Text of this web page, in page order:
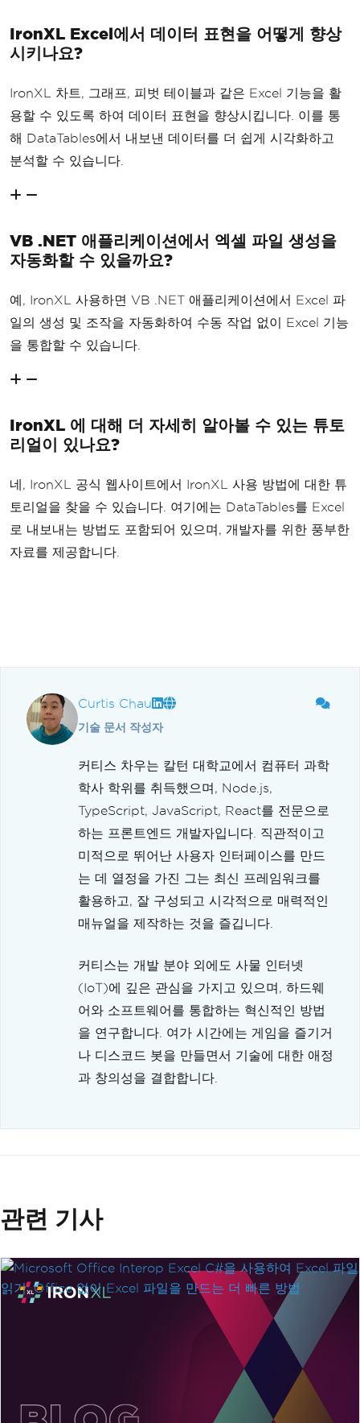
IronXL Excel에서 데이터 표현을 어떻게 향상
시키나요?
IronXL 차트, 그래프, 피벗 테이블과 같은 Excel 기능을 활
용할 수 있도록 하여 데이터 표현을 향상시킵니다. 이를 통
해 DataTables에서 내보낸 데이터를 더 쉽게 시각화하고
분석할 수 있습니다.
VB .NET 애플리케이션에서 엑셀 파일 생성을
자동화할 수 있을까요?
예, IronXL 사용하면 VB .NET 애플리케이션에서 Excel 파
일의 생성 및 조작을 자동화하여 수동 작업 없이 Excel 기능
을 통합할 수 있습니다.
IronXL 에 대해 더 자세히 알아볼 수 있는 튜토
리얼이 있나요?
네, IronXL 공식 웹사이트에서 IronXL 사용 방법에 대한 튜
토리얼을 찾을 수 있습니다. 여기에는 DataTables를 Excel
로 내보내는 방법도 포함되어 있으며, 개발자를 위한 풍부한
자료를 제공합니다.
Curtis Chau
기술 문서 작성자
커티스 차우는 칼턴 대학교에서 컴퓨터 과학
학사 학위를 취득했으며, Node.js,
TypeScript, JavaScript, React를 전문으로
하는 프론트엔드 개발자입니다. 직관적이고
미적으로 뛰어난 사용자 인터페이스를 만드
는 데 열정을 가진 그는 최신 프레임워크를
활용하고, 잘 구성되고 시각적으로 매력적인
매뉴얼을 제작하는 것을 즐깁니다.
커티스는 개발 분야 외에도 사물 인터넷
(IoT)에 깊은 관심을 가지고 있으며, 하드웨
어와 소프트웨어를 통합하는 혁신적인 방법
을 연구합니다. 여가 시간에는 게임을 즐기거
나 디스코드 봇을 만들면서 기술에 대한 애정
과 창의성을 결합합니다.
관련 기사